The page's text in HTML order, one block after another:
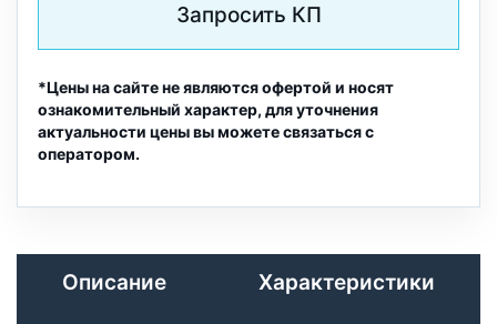
Запросить КП
*Цены на сайте не являются офертой и носят
ознакомительный характер, для уточнения
актуальности цены вы можете связаться с
оператором.
Описание Характеристики